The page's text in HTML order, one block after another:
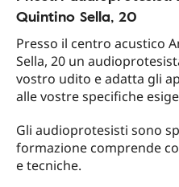
Quintino Sella, 20
Presso il centro acustico
Sella, 20 un
vostro udito e adatta gli
alle vostre specifiche
Gli audioprotesisti sono
formazione comprende
e tecniche.